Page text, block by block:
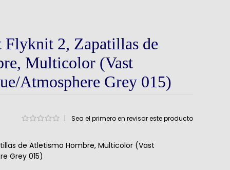
Flyknit 2, Zapatillas de
Multicolor (Vast
Atmosphere Grey 015)
| Sea el primero en revisar este producto
de Atletismo Hombre, Multicolor (Vast
Grey 015)